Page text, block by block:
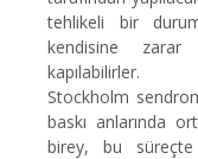
tehlikeli bir
kendisine zarar
kapılabilirler.
Stockholm
baskı anlarında
birey, bu